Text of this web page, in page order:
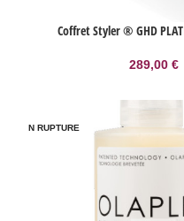
Coffret Styler ® GHD
289,00 €
EN RUPTURE